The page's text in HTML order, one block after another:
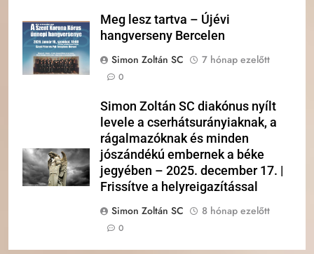
Meg lesz tartva – Újévi
hangverseny Bercelen
Simon Zoltán SC
7 hónap ezelőtt
0
Simon Zoltán SC diakónus nyílt
levele a cserhátsurányiaknak, a
rágalmazóknak és minden
jószándékú embernek a béke
jegyében – 2025. december 17. |
Frissítve a helyreigazítással
Simon Zoltán SC
8 hónap ezelőtt
0